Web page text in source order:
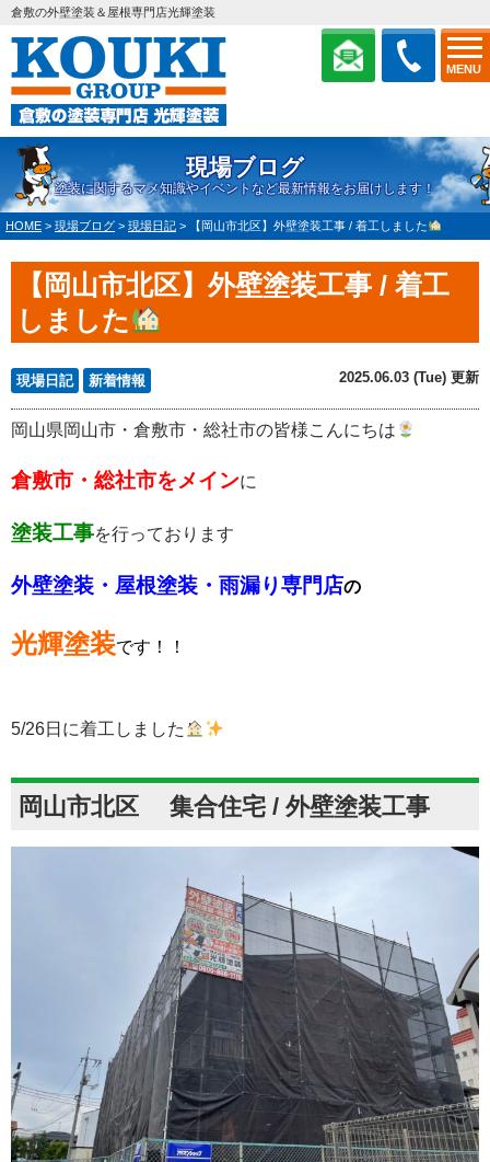
MENU
倉敷の外壁塗装＆屋根専門店光輝塗装
現場ブログ
塗装に関するマメ知識やイベントなど最新情報をお届けします！
HOME > 現場ブログ > 現場日記 > 【岡山市北区】外壁塗装工事 / 着工しました
【岡山市北区】外壁塗装工事 / 着工
しました
現場日記 新着情報 2025.06.03 (Tue) 更新
岡山県岡山市・倉敷市・総社市の皆様こんにちは
倉敷市・総社市をメインに
塗装工事を行っております
外壁塗装・屋根塗装・雨漏り専門店の
光輝塗装です！！
5/26日に着工しました
岡山市北区 集合住宅 / 外壁塗装工事